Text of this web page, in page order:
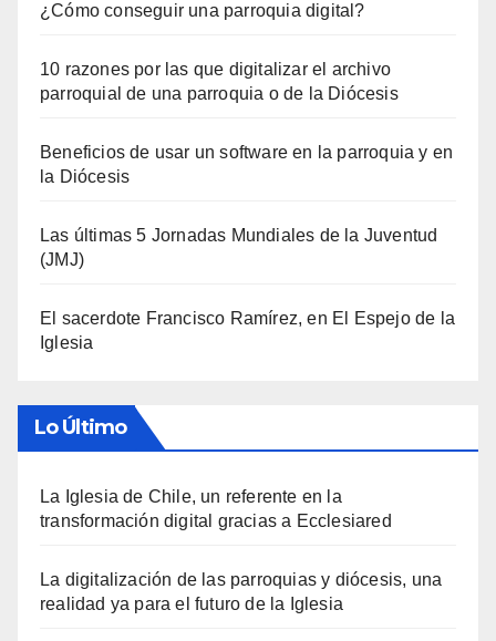
¿Cómo conseguir una parroquia digital?
10 razones por las que digitalizar el archivo
parroquial de una parroquia o de la Diócesis
Beneficios de usar un software en la parroquia y en
la Diócesis
Las últimas 5 Jornadas Mundiales de la Juventud
(JMJ)
El sacerdote Francisco Ramírez, en El Espejo de la
Iglesia
Lo Último
La Iglesia de Chile, un referente en la
transformación digital gracias a Ecclesiared
La digitalización de las parroquias y diócesis, una
realidad ya para el futuro de la Iglesia